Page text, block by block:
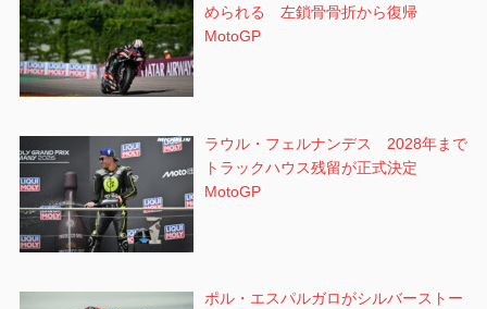
められる 左鎖骨骨折から復帰
MotoGP
ラウル・フェルナンデス 2028年まで
トラックハウス残留が正式決定
MotoGP
ポル・エスパルガロがシルバーストー